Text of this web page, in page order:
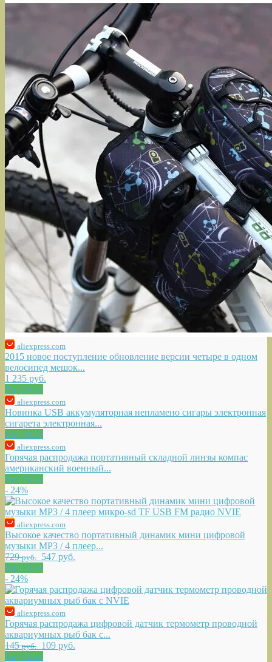
aliexpress.com
2015 новое поступление обновление версии четыре в одном
велосипед мешок...
1 235 руб.
Buy Now
aliexpress.com
Новинка USB аккумуляторная непламено сигары электронная
сигарета электронная...
Buy Now
aliexpress.com
Горячая распродажа портативный складной линзы компас
американский военный...
Buy Now
- 24%
aliexpress.com
Высокое качество портативный динамик мини цифровой
музыки MP3 / 4 плеер...
729руб. 547 руб.
Buy Now
- 24%
aliexpress.com
Горячая распродажа цифровой датчик термометр проводной
аквариумных рыб бак с...
145руб. 109 руб.
Buy Now